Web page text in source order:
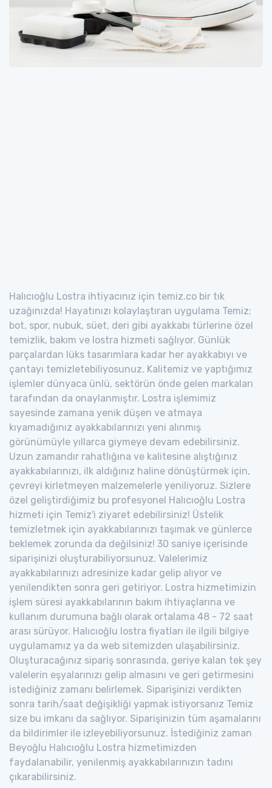
Halıcıoğlu Lostra ihtiyacınız için temiz.co bir tık
uzağınızda! Hayatınızı kolaylaştıran uygulama Temiz;
bot, spor, nubuk, süet, deri gibi ayakkabı türlerine özel
temizlik, bakım ve lostra hizmeti sağlıyor. Günlük
parçalardan lüks tasarımlara kadar her ayakkabıyı ve
çantayı temizletebiliyosunuz. Kalitemiz ve yaptığımız
işlemler dünyaca ünlü, sektörün önde gelen markaları
tarafından da onaylanmıştır. Lostra işlemimiz
sayesinde zamana yenik düşen ve atmaya
kıyamadığınız ayakkabılarınızı yeni alınmış
görünümüyle yıllarca giymeye devam edebilirsiniz.
Uzun zamandır rahatlığına ve kalitesine alıştığınız
ayakkabılarınızı, ilk aldığınız haline dönüştürmek için,
çevreyi kirletmeyen malzemelerle yeniliyoruz. Sizlere
özel geliştirdiğimiz bu profesyonel Halıcıoğlu Lostra
hizmeti için Temiz'i ziyaret edebilirsiniz! Üstelik
temizletmek için ayakkabılarınızı taşımak ve günlerce
beklemek zorunda da değilsiniz! 30 saniye içerisinde
siparişinizi oluşturabiliyorsunuz. Valelerimiz
ayakkabılarınızı adresinize kadar gelip alıyor ve
yenilendikten sonra geri getiriyor. Lostra hizmetimizin
işlem süresi ayakkabılarının bakım ihtiyaçlarına ve
kullanım durumuna bağlı olarak ortalama 48 - 72 saat
arası sürüyor. Halıcıoğlu lostra fiyatları ile ilgili bilgiye
uygulamamız ya da web sitemizden ulaşabilirsiniz.
Oluşturacağınız sipariş sonrasında, geriye kalan tek şey
valelerin eşyalarınızı gelip almasını ve geri getirmesini
istediğiniz zamanı belirlemek. Siparişinizi verdikten
sonra tarih/saat değişikliği yapmak istiyorsanız Temiz
size bu imkanı da sağlıyor. Siparişinizin tüm aşamalarını
da bildirimler ile izleyebiliyorsunuz. İstediğiniz zaman
Beyoğlu Halıcıoğlu Lostra hizmetimizden
faydalanabilir, yenilenmiş ayakkabılarınızın tadını
çıkarabilirsiniz.